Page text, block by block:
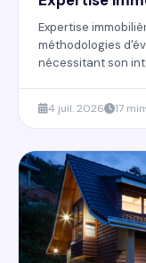
Expertise
méthodologies
nécessitant son
4 juil. 2026 17 min